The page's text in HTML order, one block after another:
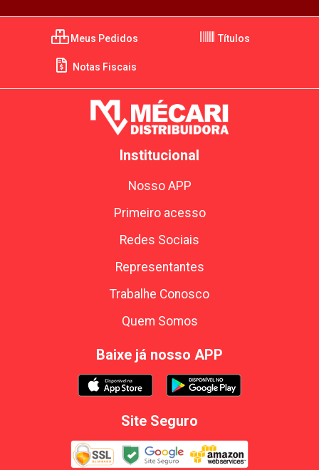
Meus Pedidos Títulos
Notas Fiscais
Institucional
Nosso APP
Primeiro acesso
Redes Sociais
Representantes
Trabalhe Conosco
Quem Somos
Baixe já nosso APP
Site Seguro